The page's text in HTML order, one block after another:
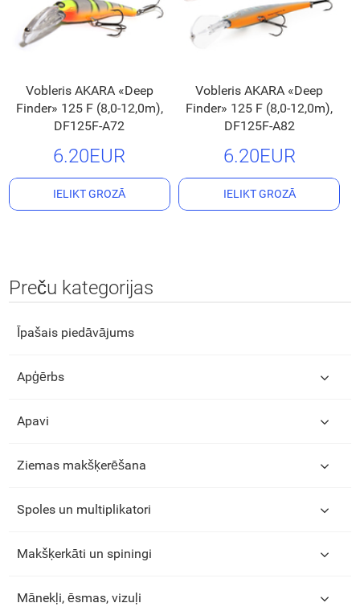
Vobleris AKARA «Deep
Finder» 125 F (8,0-12,0m),
DF125F-A72
6.20EUR
IELIKT GROZĀ
Vobleris AKARA «Deep
Finder» 125 F (8,0-12,0m),
DF125F-A82
6.20EUR
IELIKT GROZĀ
Preču kategorijas
Īpašais piedāvājums
Apģērbs
Apavi
Ziemas makšķerēšana
Spoles un multiplikatori
Makšķerkāti un spiningi
Mānekļi, ēsmas, vizuļi